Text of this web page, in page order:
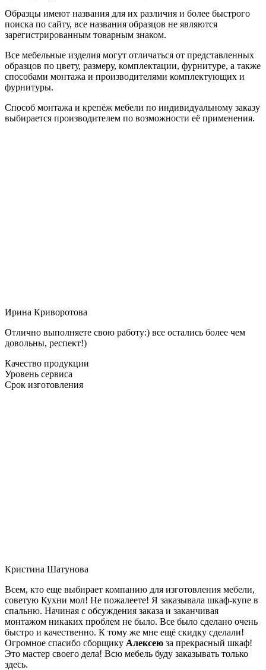
Образцы имеют названия для их различия и более быстрого
поиска по сайту, все названия образцов не являются
зарегистрированным товарным знаком.
Все мебельные изделия могут отличаться от представленных
образцов по цвету, размеру, комплектации, фурнитуре, а также
способами монтажа и производителями комплектующих и
фурнитуры.
Способ монтажа и крепёж мебели по индивидуальному заказу
выбирается производителем по возможности её применения.
Ирина Криворотова
Отлично выполняете свою работу:) все остались более чем
довольны, респект!)
Качество продукции
Уровень сервиса
Срок изготовления
Кристина Шатунова
Всем, кто еще выбирает компанию для изготовления мебели,
советую Кухни мол! Не пожалеете! Я заказывала шкаф-купе в
спальню. Начиная с обсуждения заказа и заканчивая
монтажом никаких проблем не было. Все было сделано очень
быстро и качественно. К тому же мне ещё скидку сделали!
Огромное спасибо сборщику Алексею за прекрасный шкаф!
Это мастер своего дела! Всю мебель буду заказывать только
здесь.